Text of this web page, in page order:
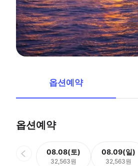
옵션예약
옵션예약
08.08(토)
32,563원
08.09(일)
32,563원